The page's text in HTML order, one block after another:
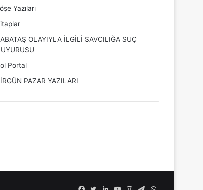
Yazıları
OLAYIYLA İLGİLİ SAVCILIĞA SUÇ
Portal
PAZAR YAZILARI